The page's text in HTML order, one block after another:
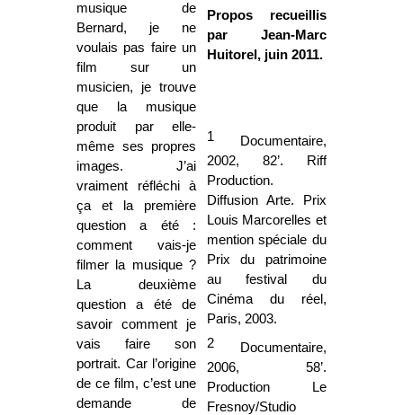
musique de
Bernard, je ne
voulais pas faire un
film sur un
musicien, je trouve
que la musique
produit par elle-
même ses propres
images. J’ai
vraiment réfléchi à
ça et la première
question a été :
comment vais-je
filmer la musique ?
La deuxième
question a été de
savoir comment je
vais faire son
portrait. Car l’origine
de ce film, c’est une
demande de
Propos recueillis
par Jean-Marc
Huitorel, juin 2011.
1
Documentaire,
2002, 82’. Riff
Production.
Diffusion Arte. Prix
Louis Marcorelles et
mention spéciale du
Prix du patrimoine
au festival du
Cinéma du réel,
Paris, 2003.
2
Documentaire,
2006, 58’.
Production Le
Fresnoy/Studio